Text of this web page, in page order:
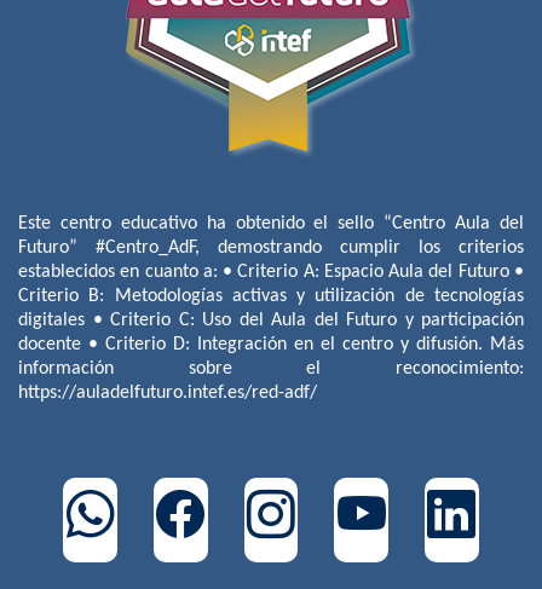
Este centro educativo ha obtenido el sello “Centro Aula del
Futuro” #Centro_AdF, demostrando cumplir los criterios
establecidos en cuanto a: • Criterio A: Espacio Aula del Futuro •
Criterio B: Metodologías activas y utilización de tecnologías
digitales • Criterio C: Uso del Aula del Futuro y participación
docente • Criterio D: Integración en el centro y difusión. Más
información sobre el reconocimiento:
https://auladelfuturo.intef.es/red-adf/